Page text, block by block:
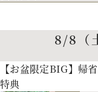
プライ
8/8（
【お盆限定BIG】帰
特典